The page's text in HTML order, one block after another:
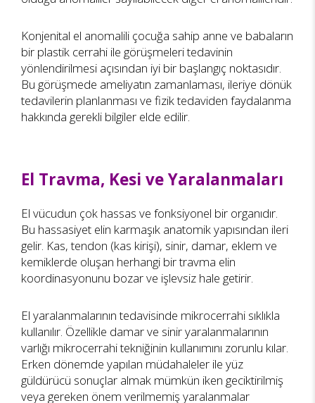
Konjenital el anomalili çocuğa sahip anne ve babaların
bir plastik cerrahi ile görüşmeleri tedavinin
yönlendirilmesi açısından iyi bir başlangıç noktasıdır.
Bu görüşmede ameliyatın zamanlaması, ileriye dönük
tedavilerin planlanması ve fizik tedaviden faydalanma
hakkında gerekli bilgiler elde edilir.
El Travma, Kesi ve Yaralanmaları
El vücudun çok hassas ve fonksiyonel bir organıdır.
Bu hassasiyet elin karmaşık anatomik yapısından ileri
gelir. Kas, tendon (kas kirişi), sinir, damar, eklem ve
kemiklerde oluşan herhangi bir travma elin
koordinasyonunu bozar ve işlevsiz hale getirir.
El yaralanmalarının tedavisinde mikrocerrahi sıklıkla
kullanılır. Özellikle damar ve sinir yaralanmalarının
varlığı mikrocerrahi tekniğinin kullanımını zorunlu kılar.
Erken dönemde yapılan müdahaleler ile yüz
güldürücü sonuçlar almak mümkün iken geciktirilmiş
veya gereken önem verilmemiş yaralanmalar